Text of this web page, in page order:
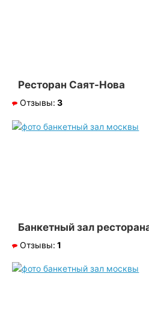
Ресторан Саят-Нова
Отзывы: 3
Банкетный зал
Отзывы: 1